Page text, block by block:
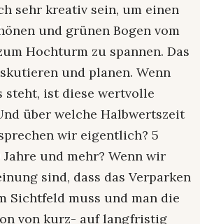
sehr kreativ sein, um einen
und grünen Bogen vom
Hochturm zu spannen. Das
und planen. Wenn
steht, ist diese wertvolle
über welche Halbwertszeit
wir eigentlich? 5
Jahre und mehr? Wenn wir
sind, dass das Verparken
Sichtfeld muss und man die
von kurz- auf langfristig